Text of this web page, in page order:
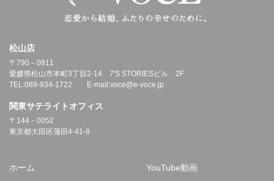
松山店
〒790－0811
愛媛県松山市本町3丁目2-14 7'S STORIESビル 2F
TEL:089-934-1722 E-mail:voce@e-voce.jp
関東サテライトオフィス
〒144－0052
東京都大田区蒲田4-41-8
ホーム YouTube動画